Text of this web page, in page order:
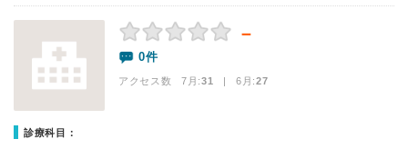
－
0件
アクセス数 7月:31 | 6月:27
診療科目：